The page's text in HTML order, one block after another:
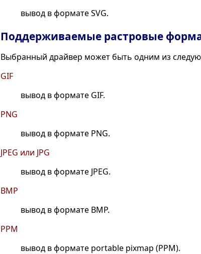
вывод в формате SVG.
Поддерживаемые растровые
Выбранный драйвер может быть одним из
GIF
вывод в формате GIF.
PNG
вывод в формате PNG.
JPEG или JPG
вывод в формате JPEG.
BMP
вывод в формате BMP.
PPM
вывод в формате portable pixmap (PPM).